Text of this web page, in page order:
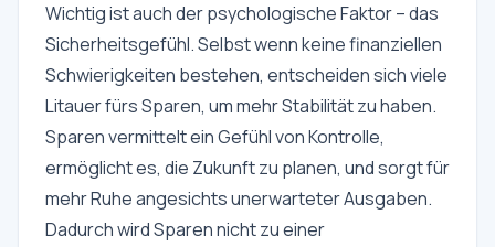
Wichtig ist auch der psychologische Faktor – das
Sicherheitsgefühl. Selbst wenn keine finanziellen
Schwierigkeiten bestehen, entscheiden sich viele
Litauer fürs Sparen, um mehr Stabilität zu haben.
Sparen vermittelt ein Gefühl von Kontrolle,
ermöglicht es, die Zukunft zu planen, und sorgt für
mehr Ruhe angesichts unerwarteter Ausgaben.
Dadurch wird Sparen nicht zu einer